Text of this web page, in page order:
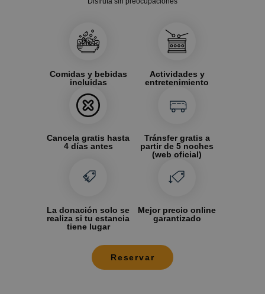
Comidas y bebidas
incluidas
Actividades y
entretenimiento
Cancela gratis hasta
4 días antes
Tránsfer gratis a
partir de 5 noches
(web oficial)
La donación solo se
realiza si tu estancia
tiene lugar
Mejor precio online
garantizado
Reservar